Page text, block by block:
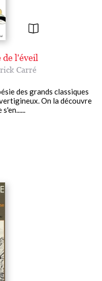
de l'éveil
Carré
des grands classiques
On la découvre